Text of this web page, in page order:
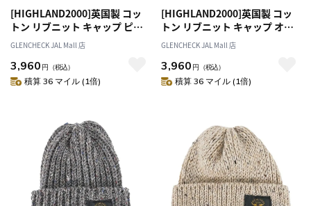
[HIGHLAND2000]英国製 コッ
トン リブニット キャップ ピン
ク [ネコポス便出荷]
GLENCHECK JAL Mall 店
3,960 円 （税込）
積算 36 マイル (1倍)
[HIGHLAND2000]英国製 コッ
トン リブニット キャップ オリ
ーブ [ネコポス便出荷]
GLENCHECK JAL Mall 店
3,960 円 （税込）
積算 36 マイル (1倍)